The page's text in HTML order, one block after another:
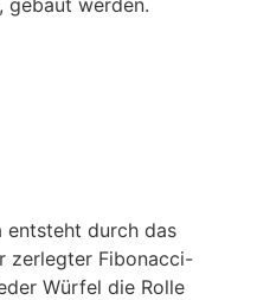
entsteht durch das
zerlegter Fibonacci-
Würfel die Rolle